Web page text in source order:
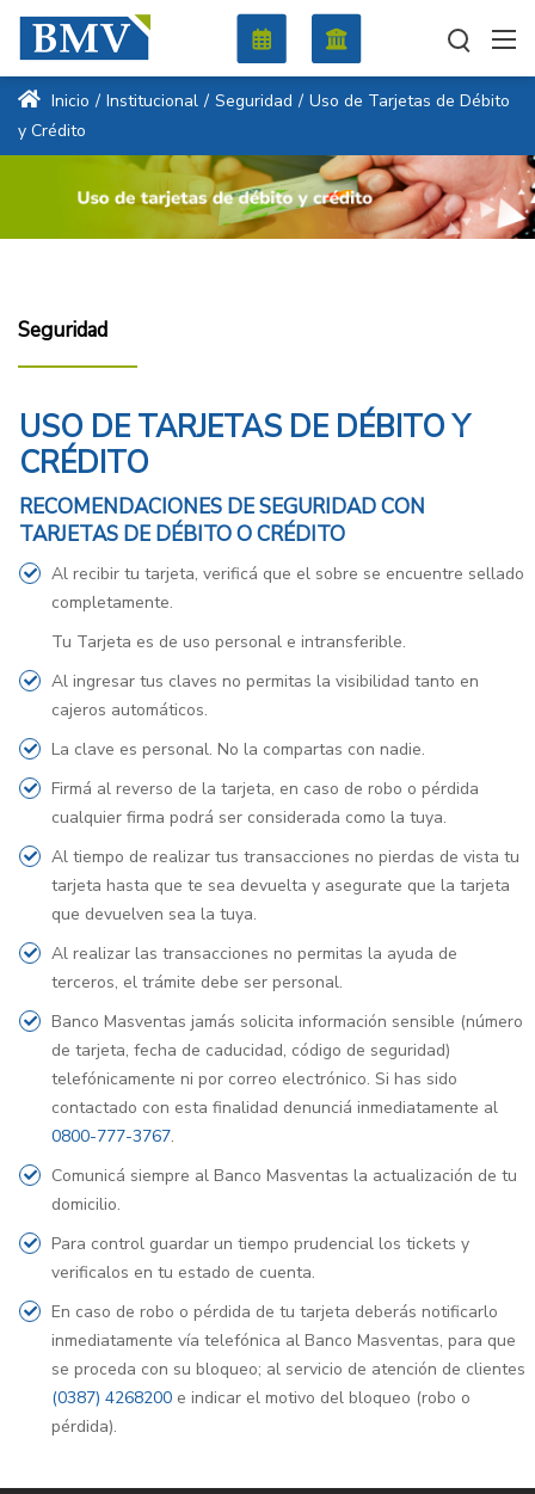
Inicio / Institucional / Seguridad / Uso de Tarjetas de Débito
y Crédito
Seguridad
USO DE TARJETAS DE DÉBITO Y
CRÉDITO
RECOMENDACIONES DE SEGURIDAD CON
TARJETAS DE DÉBITO O CRÉDITO
Al recibir tu tarjeta, verificá que el sobre se encuentre sellado
completamente.
Tu Tarjeta es de uso personal e intransferible.
Al ingresar tus claves no permitas la visibilidad tanto en
cajeros automáticos.
La clave es personal. No la compartas con nadie.
Firmá al reverso de la tarjeta, en caso de robo o pérdida
cualquier firma podrá ser considerada como la tuya.
Al tiempo de realizar tus transacciones no pierdas de vista tu
tarjeta hasta que te sea devuelta y asegurate que la tarjeta
que devuelven sea la tuya.
Al realizar las transacciones no permitas la ayuda de
terceros, el trámite debe ser personal.
Banco Masventas jamás solicita información sensible (número
de tarjeta, fecha de caducidad, código de seguridad)
telefónicamente ni por correo electrónico. Si has sido
contactado con esta finalidad denunciá inmediatamente al
0800-777-3767.
Comunicá siempre al Banco Masventas la actualización de tu
domicilio.
Para control guardar un tiempo prudencial los tickets y
verificalos en tu estado de cuenta.
En caso de robo o pérdida de tu tarjeta deberás notificarlo
inmediatamente vía telefónica al Banco Masventas, para que
se proceda con su bloqueo; al servicio de atención de clientes
(0387) 4268200 e indicar el motivo del bloqueo (robo o
pérdida).